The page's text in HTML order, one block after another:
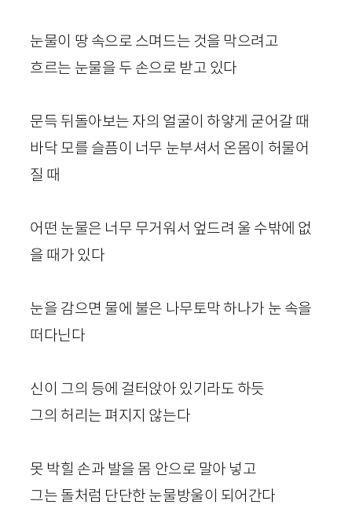
눈물이 땅 속으로 스며드는 것을 막으려고
흐르는 눈물을 두 손으로 받고 있다
문득 뒤돌아보는 자의 얼굴이 하얗게 굳어갈 때
바닥 모를 슬픔이 너무 눈부셔서 온몸이 허물어
질 때
어떤 눈물은 너무 무거워서 엎드려 울 수밖에 없
을 때가 있다
눈을 감으면 물에 불은 나무토막 하나가 눈 속을
떠다닌다
신이 그의 등에 걸터앉아 있기라도 하듯
그의 허리는 펴지지 않는다
못 박힐 손과 발을 몸 안으로 말아 넣고
그는 돌처럼 단단한 눈물방울이 되어간다